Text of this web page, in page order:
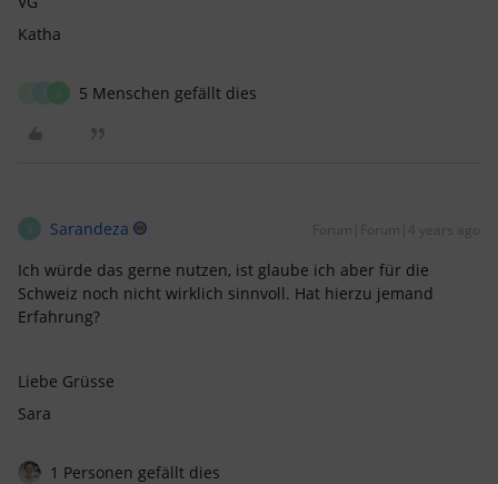
Katha
5 Menschen gefällt dies
Sarandeza Forum|Forum|4 years ago
Ich würde das gerne nutzen, ist glaube ich aber für die
Schweiz noch nicht wirklich sinnvoll. Hat hierzu jemand
Erfahrung?
Liebe Grüsse
Sara
1 Personen gefällt dies